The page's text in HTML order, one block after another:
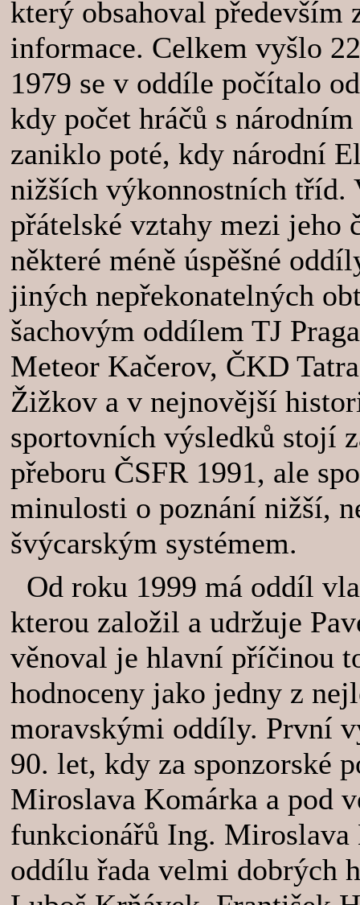
který obsahoval především
informace. Celkem vyšlo
1979 se v oddíle počítalo
kdy počet hráčů s
zaniklo poté, kdy národní
nižších výkonnostních tříd.
přátelské vztahy mezi jeho
některé méně úspěšné
jiných nepřekonatelných
šachovým oddílem TJ
Meteor Kačerov, ČKD
Žižkov a v nejnovější
sportovních výsledků stojí
přeboru ČSFR 1991, ale
minulosti o poznání nižší,
švýcarským systémem.
Od roku 1999 má oddíl
kterou založil a udržuje
věnoval je hlavní příčinou
hodnoceny jako jedny z
moravskými oddíly. První
90. let, kdy za sponzorské
Miroslava Komárka a pod
funkcionářů Ing.
oddílu řada velmi dobrých